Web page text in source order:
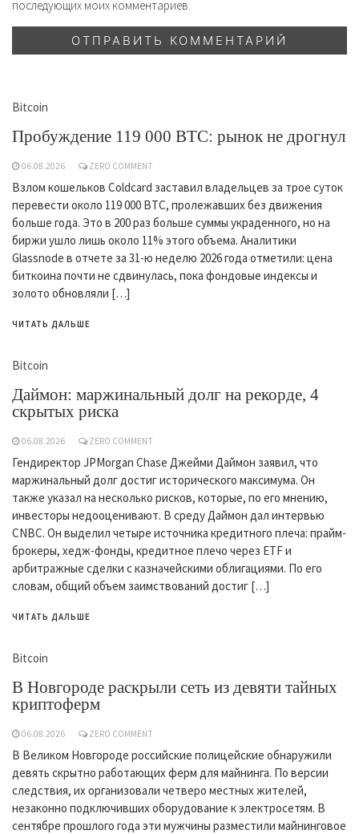
последующих моих комментариев.
Bitcoin
Пробуждение 119 000 BTC: рынок не дрогнул
06.08.2026 ZERO COMMENT
Взлом кошельков Coldcard заставил владельцев за трое суток
перевести около 119 000 BTC, пролежавших без движения
больше года. Это в 200 раз больше суммы украденного, но на
биржи ушло лишь около 11% этого объема. Аналитики
Glassnode в отчете за 31-ю неделю 2026 года отметили: цена
биткоина почти не сдвинулась, пока фондовые индексы и
золото обновляли […]
ЧИТАТЬ ДАЛЬШЕ
Bitcoin
Даймон: маржинальный долг на рекорде, 4
скрытых риска
06.08.2026 ZERO COMMENT
Гендиректор JPMorgan Chase Джейми Даймон заявил, что
маржинальный долг достиг исторического максимума. Он
также указал на несколько рисков, которые, по его мнению,
инвесторы недооценивают. В среду Даймон дал интервью
CNBC. Он выделил четыре источника кредитного плеча: прайм-
брокеры, хедж-фонды, кредитное плечо через ETF и
арбитражные сделки с казначейскими облигациями. По его
словам, общий объем заимствований достиг […]
ЧИТАТЬ ДАЛЬШЕ
Bitcoin
В Новгороде раскрыли сеть из девяти тайных
криптоферм
06.08.2026 ZERO COMMENT
В Великом Новгороде российские полицейские обнаружили
девять скрытно работающих ферм для майнинга. По версии
следствия, их организовали четверо местных жителей,
незаконно подключивших оборудование к электросетям. В
сентябре прошлого года эти мужчины разместили майнинговое